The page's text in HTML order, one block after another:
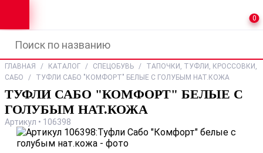
0
ГЛАВНАЯ / КАТАЛОГ / СПЕЦОБУВЬ /
ТАПОЧКИ, ТУФЛИ, КРОССОВКИ,
САБО
/ ТУФЛИ САБО "КОМФОРТ" БЕЛЫЕ С ГОЛУБЫМ НАТ.КОЖА
ТУФЛИ САБО "КОМФОРТ" БЕЛЫЕ С
ГОЛУБЫМ НАТ.КОЖА
Артикул • 106398